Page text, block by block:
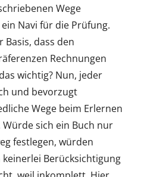
Wege
Navi für die Prüfung.
dass den
Rechnungen
wichtig? Nun, jeder
und bevorzugt
Wege beim Erlernen
sich ein Buch nur
festlegen, würden
Berücksichtigung